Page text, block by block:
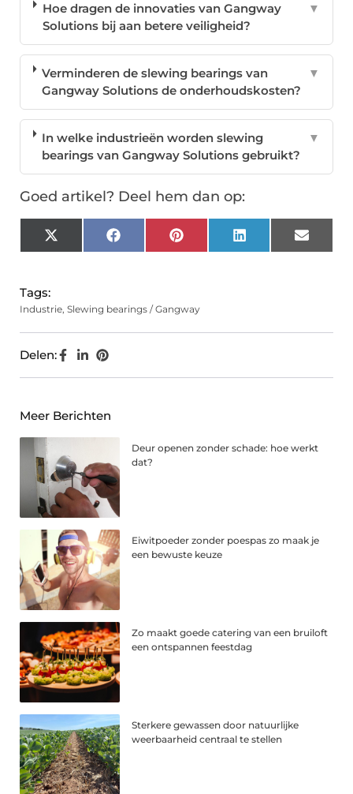
Hoe dragen de innovaties van Gangway
Solutions bij aan betere veiligheid?
▼
Verminderen de slewing bearings van
Gangway Solutions de onderhoudskosten?
▼
In welke industrieën worden slewing
bearings van Gangway Solutions gebruikt?
▼
Goed artikel? Deel hem dan op:
X
(Twitter)
FacebookPinterest LinkedIn Email
Tags:
Industrie, Slewing bearings / Gangway
Delen:
Meer Berichten
Deur openen zonder schade: hoe werkt
dat?
Eiwitpoeder zonder poespas zo maak je
een bewuste keuze
Zo maakt goede catering van een bruiloft
een ontspannen feestdag
Sterkere gewassen door natuurlijke
weerbaarheid centraal te stellen